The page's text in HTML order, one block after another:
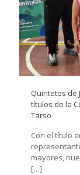
Quintetos de
títulos de la
Tarso
Con el título
mayores,
[…]